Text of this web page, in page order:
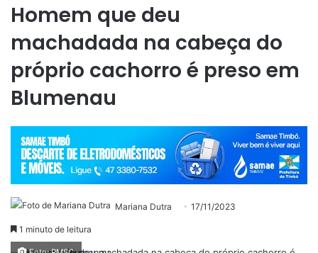
Homem que deu
machadada na cabeça do
próprio cachorro é preso em
Blumenau
Mariana Dutra 17/11/2023
1 minuto de leitura